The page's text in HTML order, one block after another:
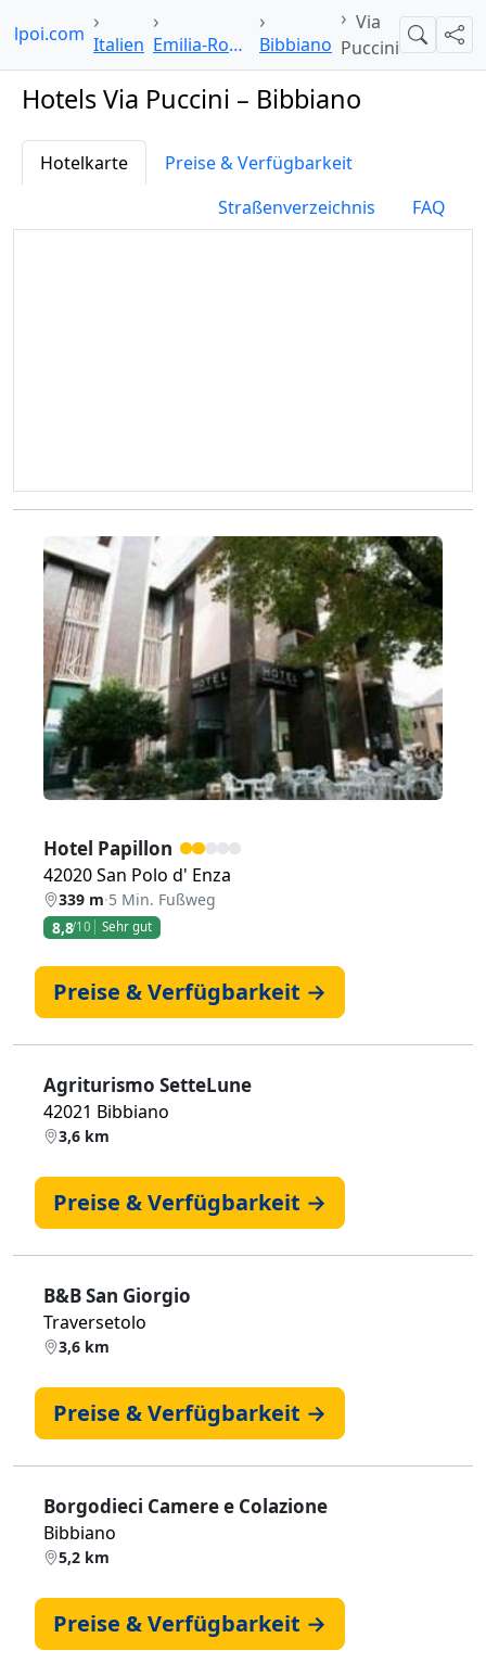
Italien Emilia-Romagna Bibbiano
Via
Puccini
Suche
Hotels Via Puccini – Bibbiano
Hotelkarte
Preise & Verfügbarkeit
Straßenverzeichnis
FAQ
Zurück
Hotel Papillon
42020 San Polo d' Enza
339 m·5 Min. Fußweg
8,8/10 Sehr gut
Preise & Verfügbarkeit →
Agriturismo SetteLune
42021 Bibbiano
3,6 km
Preise & Verfügbarkeit →
B&B San Giorgio
Traversetolo
3,6 km
Preise & Verfügbarkeit →
Borgodieci Camere e Colazione
Bibbiano
5,2 km
Preise & Verfügbarkeit →